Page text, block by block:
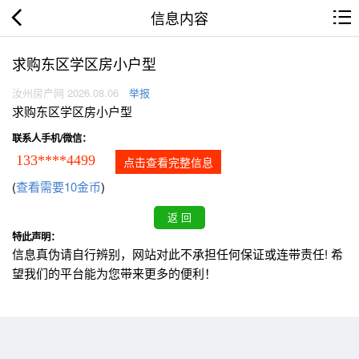
信息内容
求购东区学区房小户型
汝州房产网 2026.08.06 举报
求购东区学区房小户型
联系人手机/微信：
133****4499 点击查看完整信息
(查看需要10金币)
特此声明：
信息真伪请自行辨别，网站对此不承担任何保证或连带责任! 希
望我们的平台能为您带来更多的便利！